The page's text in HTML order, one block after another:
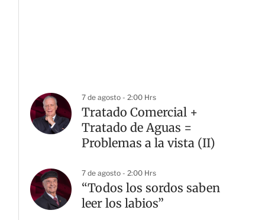
7 de agosto - 2:00 Hrs
Tratado Comercial +
Tratado de Aguas =
Problemas a la vista (II)
7 de agosto - 2:00 Hrs
“Todos los sordos saben
leer los labios”